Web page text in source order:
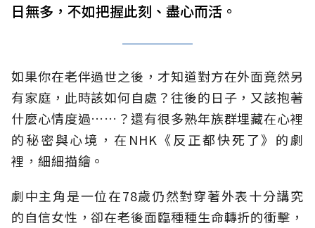
日無多，不如把握此刻、盡心而活。
如果你在老伴過世之後，才知道對方在外面竟然另
有家庭，此時該如何自處？往後的日子，又該抱著
什麼心情度過……？還有很多熟年族群埋藏在心裡
的秘密與心境，在NHK《反正都快死了》的劇
裡，細細描繪。
劇中主角是一位在78歲仍然對穿著外表十分講究
的自信女性，卻在老後面臨種種生命轉折的衝擊，